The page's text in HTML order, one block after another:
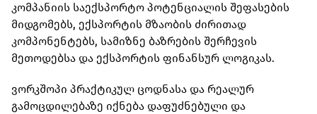
კომპანიის საექსპორტო პოტენციალის შეფასების
მიდგომებს, ექსპორტის მზაობის ძირითად
კომპონენტებს, სამიზნე ბაზრების შერჩევის
მეთოდებსა და ექსპორტის ფინანსურ ლოგიკას.
ვორკშოპი პრაქტიკულ ცოდნასა და რეალურ
გამოცდილებაზე იქნება დაფუძნებული და